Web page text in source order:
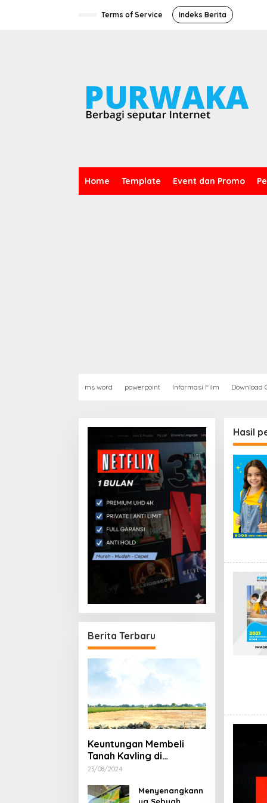
Terms of Service Indeks Berita
Home Template Event dan Promo
ms word powerpoint Informasi Film Download
Berita Terbaru
Keuntungan Membeli
Tanah Kavling di
Sukoharjo
23/08/2024
Menyenangkann
ya Sebuah
Hasil